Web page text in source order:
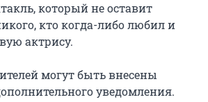
который не оставит
кто когда-либо любил и
актрису.
могут быть внесены
уведомления.